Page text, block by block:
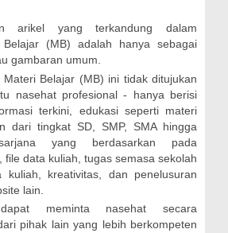
arikel yang terkandung dalam
(MB) adalah hanya sebagai
gambaran umum.
Materi Belajar (MB) ini tidak ditujukan
nasehat profesional - hanya berisi
terkini, edukasi seperti materi
dari tingkat SD, SMP, SMA hingga
sarjana yang berdasarkan pada
file data kuliah, tugas semasa sekolah
kuliah, kreativitas, dan penelusuran
lain.
meminta nasehat secara
pihak lain yang lebih berkompeten